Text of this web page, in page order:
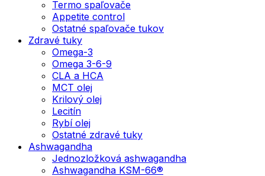
Termo spaľovače
Appetite control
Ostatné spaľovače tukov
Zdravé tuky
Omega-3
Omega 3-6-9
CLA a HCA
MCT olej
Krilový olej
Lecitín
Rybí olej
Ostatné zdravé tuky
Ashwagandha
Jednozložková ashwagandha
Ashwagandha KSM-66®